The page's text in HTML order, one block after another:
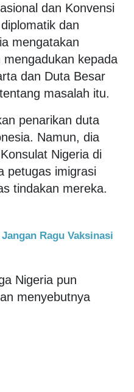
dan Konvensi
dan
mengatakan
kepada
dan Duta Besar
masalah itu.
penarikan duta
Namun, dia
Nigeria di
petugas imigrasi
tindakan mereka.
Ragu Vaksinasi
Nigeria pun
menyebutnya